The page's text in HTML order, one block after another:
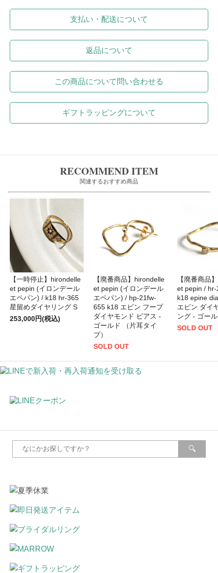
支払い・配送について
返品について
この商品について問い合わせる
ギフトラッピングについて
RECOMMEND ITEM
関連するおすすめ商品
【一時停止】hirondelle
et pepin (イロンデール
エペパン) / k18 hr-365
星留めダイヤリング S
253,000円(税込)
【廃番商品】hirondelle
et pepin (イロンデール
エペパン) / hp-21fw-
655 k18 エピン フープ
ダイヤモンド ピアス -
ゴールド （片耳タイ
プ）
SOLD OUT
【廃番商品
et pepin /
k18 epine
エピン ダイ
ング - ゴー
SOLD OUT